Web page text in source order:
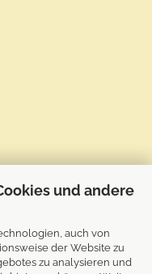
und andere
auch von
der Website zu
zu analysieren und